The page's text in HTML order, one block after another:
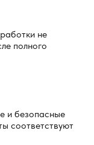
не
полного
и безопасные
соответствуют